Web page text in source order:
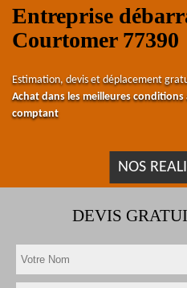
Entreprise
Courtomer 77390
Estimation, devis et déplacement
Achat dans les meilleures
comptant
NOS
DEVIS